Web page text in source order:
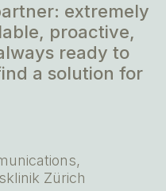
extremely
proactive,
ready to
a solution for
Zürich